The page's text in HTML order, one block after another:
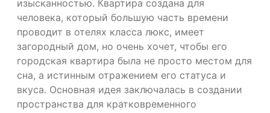
изысканностью. Квартира создана для
человека, который большую часть времени
проводит в отелях класса люкс, имеет
загородный дом, но очень хочет, чтобы его
городская квартира была не просто местом для
сна, а истинным отражением его статуса и
вкуса. Основная идея заключалась в создании
пространства для кратковременного